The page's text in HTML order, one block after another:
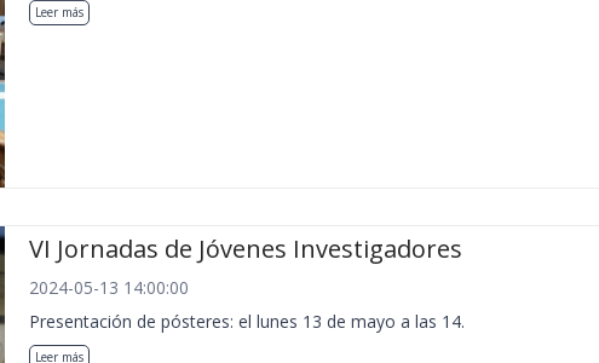
Leer más
VI Jornadas de Jóvenes Investigadores
2024-05-13 14:00:00
Presentación de pósteres: el lunes 13 de mayo a las 14.
Leer más